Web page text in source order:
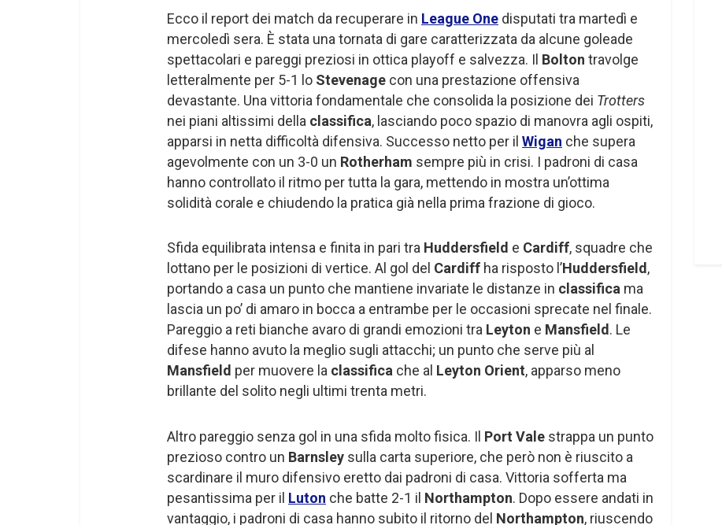
Ecco il report dei match da recuperare in League One disputati tra martedì e
mercoledì sera. È stata una tornata di gare caratterizzata da alcune goleade
spettacolari e pareggi preziosi in ottica playoff e salvezza. Il Bolton travolge
letteralmente per 5-1 lo Stevenage con una prestazione offensiva
devastante. Una vittoria fondamentale che consolida la posizione dei Trotters
nei piani altissimi della classifica, lasciando poco spazio di manovra agli ospiti,
apparsi in netta difficoltà difensiva. Successo netto per il Wigan che supera
agevolmente con un 3-0 un Rotherham sempre più in crisi. I padroni di casa
hanno controllato il ritmo per tutta la gara, mettendo in mostra un’ottima
solidità corale e chiudendo la pratica già nella prima frazione di gioco.
Sfida equilibrata intensa e finita in pari tra Huddersfield e Cardiff, squadre che
lottano per le posizioni di vertice. Al gol del Cardiff ha risposto l’Huddersfield ,
portando a casa un punto che mantiene invariate le distanze in classifica ma
lascia un po’ di amaro in bocca a entrambe per le occasioni sprecate nel finale.
Pareggio a reti bianche avaro di grandi emozioni tra Leyton e Mansfield . Le
difese hanno avuto la meglio sugli attacchi; un punto che serve più al
Mansfield per muovere la classifica che al Leyton Orient, apparso meno
brillante del solito negli ultimi trenta metri.
Altro pareggio senza gol in una sfida molto fisica. Il Port Vale strappa un punto
prezioso contro un Barnsley sulla carta superiore, che però non è riuscito a
scardinare il muro difensivo eretto dai padroni di casa. Vittoria sofferta ma
pesantissima per il Luton che batte 2-1 il Northampton. Dopo essere andati in
vantaggio, i padroni di casa hanno subito il ritorno del Northampton, riuscendo